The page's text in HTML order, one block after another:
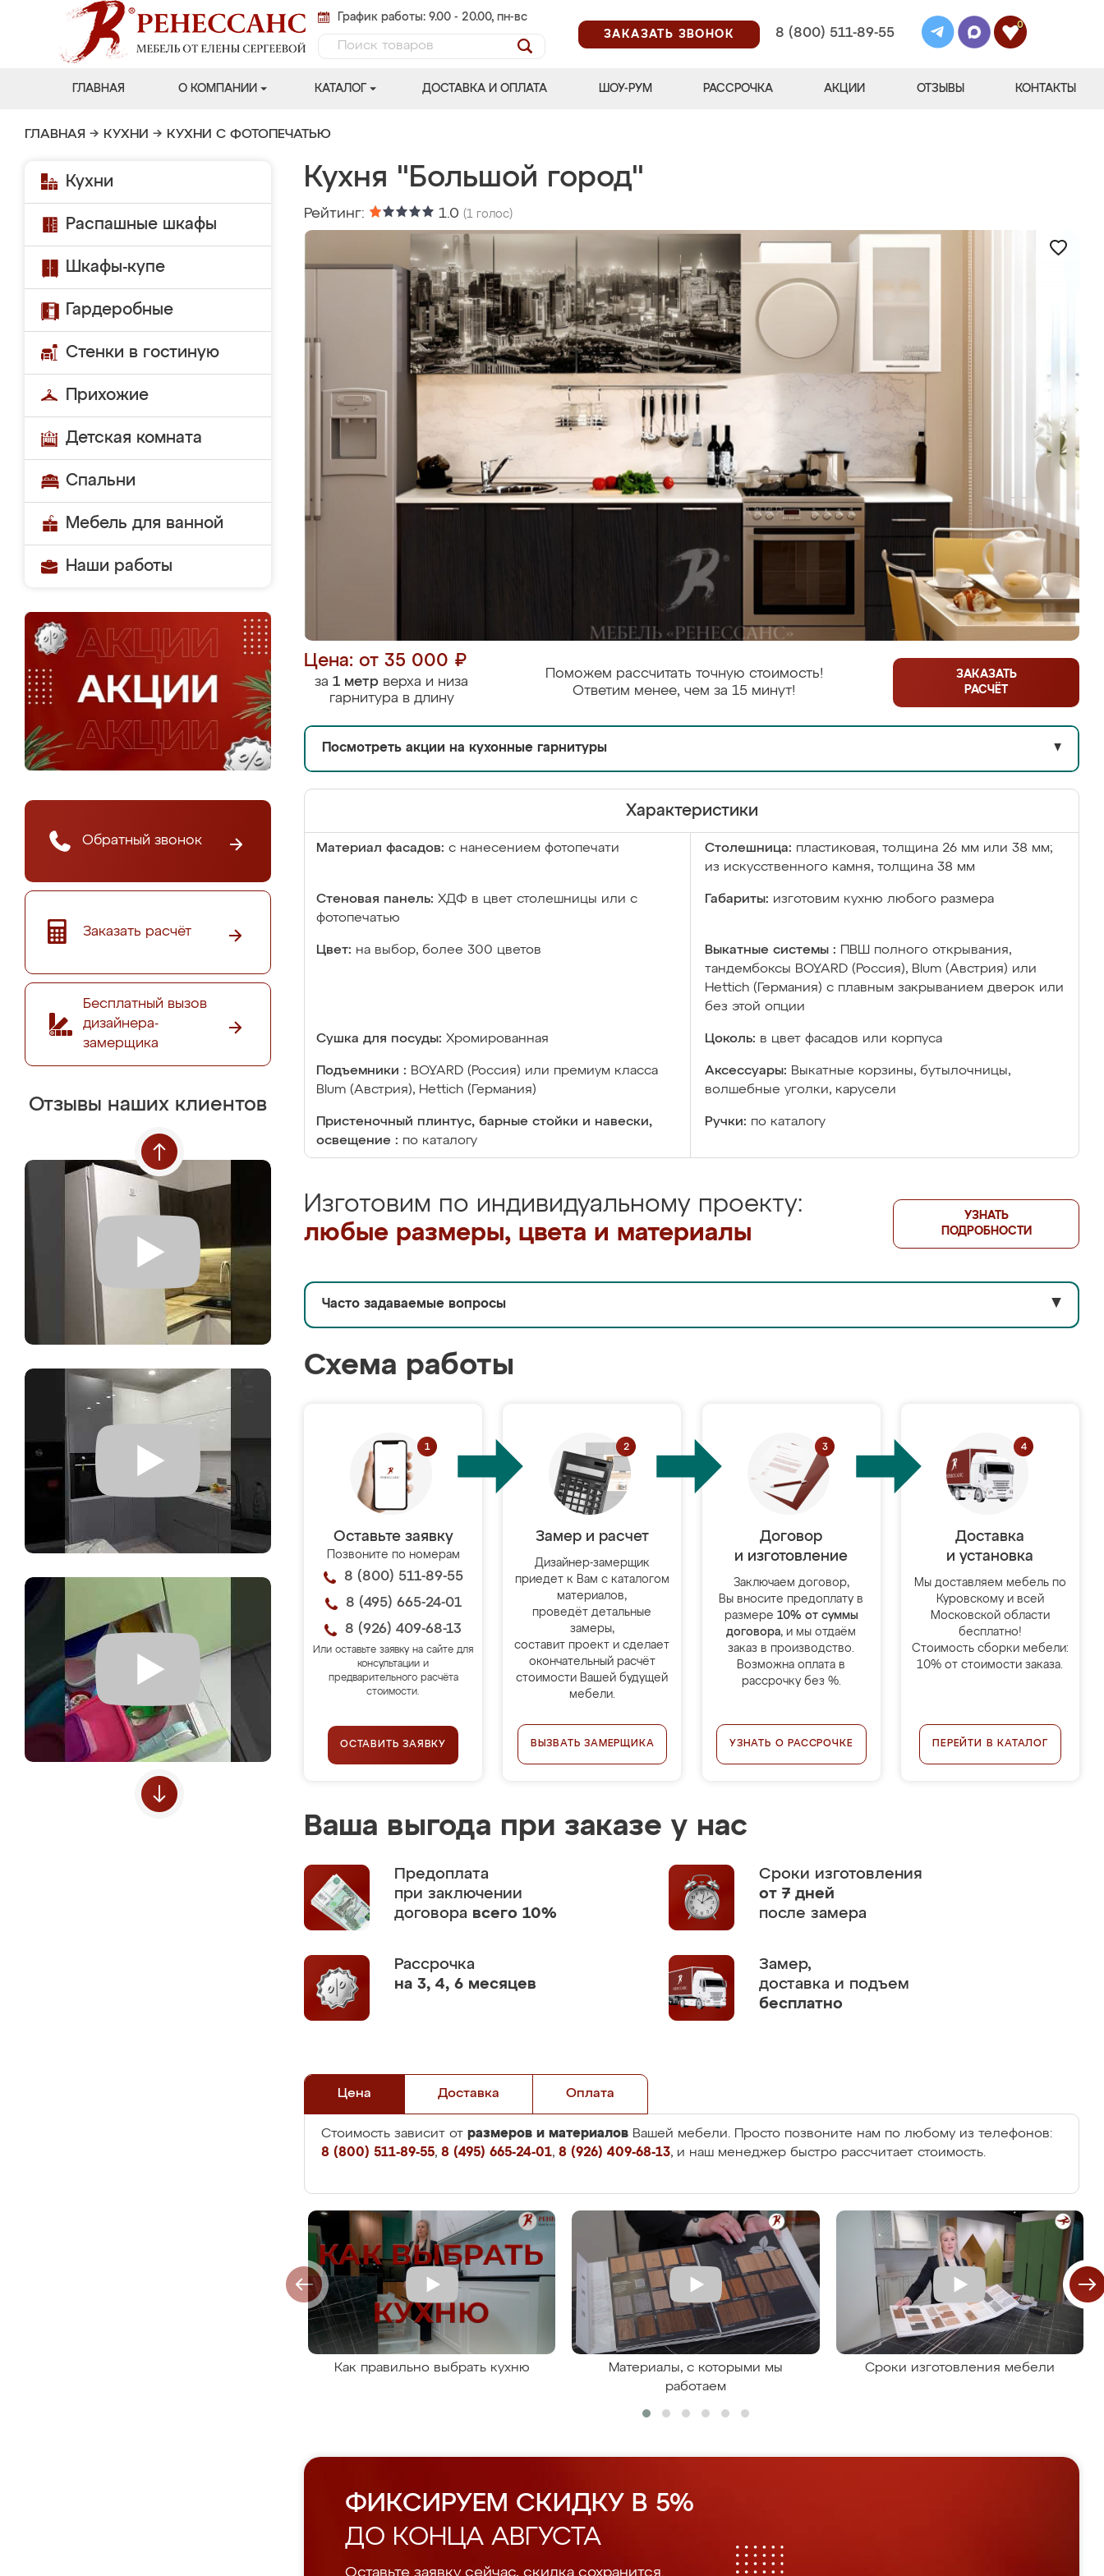
График работы: 9.00 - 20.00, пн-вс
ЗАКАЗАТЬ ЗВОНОК
8 (800) 511-89-55
0
ГЛАВНАЯ О КОМПАНИИ КАТАЛОГ ДОСТАВКА И ОПЛАТА ШОУ-РУМ РАССРОЧКА АКЦИИ ОТЗЫВЫ КОНТАКТЫ
ГЛАВНАЯ → КУХНИ → КУХНИ С ФОТОПЕЧАТЬЮ
Кухни
Распашные шкафы
Шкафы-купе
Гардеробные
Стенки в гостиную
Прихожие
Детская комната
Спальни
Мебель для ванной
Наши работы
Обратный звонок
Заказать расчёт
Бесплатный вызов
дизайнера-
замерщика
Отзывы наших клиентов
Кухня "Большой город"
Рейтинг: 1.0 (1 голос)
Цена: от 35 000 ₽
за 1 метр верха и низа
гарнитура в длину
Поможем рассчитать точную стоимость!
Ответим менее, чем за 15 минут!
ЗАКАЗАТЬ
РАСЧЁТ
Посмотреть акции на кухонные гарнитуры ▼
Характеристики
Материал фасадов: с нанесением фотопечати Столешница: пластиковая, толщина 26 мм или 38 мм;
из искусственного камня, толщина 38 мм
Стеновая панель: ХДФ в цвет столешницы или с
фотопечатью
Габариты: изготовим кухню любого размера
Цвет: на выбор, более 300 цветов Выкатные системы :
ПВШ полного открывания,
тандембоксы BOYARD (Россия), Blum (Австрия) или
Hettich (Германия) с плавным закрыванием дверок или
без этой опции
Сушка для посуды: Хромированная Цоколь: в цвет фасадов или корпуса
Подъемники : BOYARD (Россия) или премиум класса
Blum (Австрия), Hettich (Германия)
Аксессуары: Выкатные корзины, бутылочницы,
волшебные уголки, карусели
Пристеночный плинтус, барные стойки и навески,
освещение : по каталогу
Ручки: по каталогу
Изготовим по индивидуальному проекту:
любые размеры, цвета и материалы
УЗНАТЬ
ПОДРОБНОСТИ
Часто задаваемые вопросы ▼
Схема работы
Оставьте заявку
Позвоните по номерам
8 (800) 511-89-55
8 (495) 665-24-01
8 (926) 409-68-13
Или оставьте заявку на сайте для
консультации и
предварительного расчёта
стоимости.
ОСТАВИТЬ ЗАЯВКУ
Замер и расчет
Дизайнер-замерщик
приедет к Вам с каталогом
материалов,
проведёт детальные
замеры,
составит проект и сделает
окончательный расчёт
стоимости Вашей будущей
мебели.
ВЫЗВАТЬ ЗАМЕРЩИКА
Договор
и изготовление
Заключаем договор,
Вы вносите предоплату в
размере 10% от суммы
договора, и мы отдаём
заказ в производство.
Возможна оплата в
рассрочку без %.
УЗНАТЬ О РАССРОЧКЕ
Доставка
и установка
Мы доставляем мебель по
Куровскому и всей
Московской области
бесплатно!
Стоимость сборки мебели:
10% от стоимости заказа.
ПЕРЕЙТИ В КАТАЛОГ
Ваша выгода при заказе у нас
Предоплата
при заключении
договора всего 10%
Сроки изготовления
от 7 дней
после замера
Рассрочка
на 3, 4, 6 месяцев
Замер,
доставка и подъем
бесплатно
Цена Доставка Оплата
Стоимость зависит от размеров и материалов Вашей мебели. Просто позвоните нам по любому из телефонов:
8 (800) 511-89-55, 8 (495) 665-24-01, 8 (926) 409-68-13, и наш менеджер быстро рассчитает стоимость.
Как правильно выбрать кухню
Материалы, с которыми мы
работаем
Сроки изготовления мебели
ФИКСИРУЕМ СКИДКУ В 5%
ДО КОНЦА АВГУСТА
Оставьте заявку сейчас, скидка сохранится.